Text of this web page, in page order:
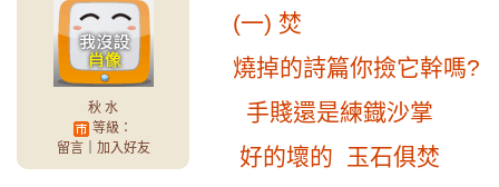
秋 水
等級：
留言｜ 加入好友
(一) 焚
燒掉的詩篇你撿它幹嗎?
手賤還是練鐡沙掌
好的壞的 玉石俱焚